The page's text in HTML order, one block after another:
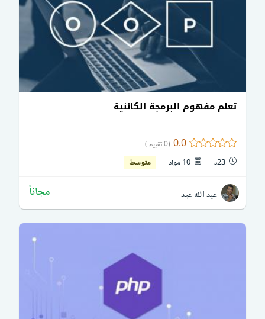
تعلم مفهوم البرمجة الكائنية
0.0 (0 تقييم )
23د 10 مواد متوسط
عبد الله عيد مجاناً